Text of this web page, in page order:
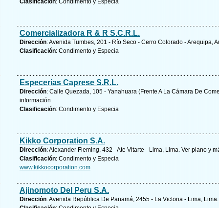
Clasificación: Condimento y Especia
Comercializadora R & R S.C.R.L.
Dirección: Avenida Tumbes, 201 - Río Seco - Cerro Colorado - Arequipa,
Clasificación: Condimento y Especia
Especerias Caprese S.R.L.
Dirección: Calle Quezada, 105 - Yanahuara (Frente A La Cámara De
información
Clasificación: Condimento y Especia
Kikko Corporation S.A.
Dirección: Alexander Fleming, 432 - Ate Vitarte - Lima, Lima. Ver plano y
Clasificación: Condimento y Especia
www.kikkocorporation.com
Ajinomoto Del Peru S.A.
Dirección: Avenida República De Panamá, 2455 - La Victoria - Lima,